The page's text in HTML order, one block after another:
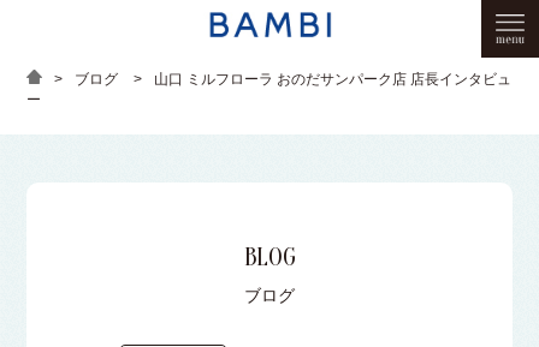
> ブログ >
山口 ミルフローラ おのだサンパーク店 店長インタビュ
ー
BLOG
ブログ